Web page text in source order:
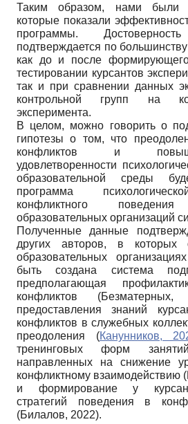
Таким образом, нами были
которые показали
программы.
подтверждается по
как до и после
тестировании курсантов
так и при сравнении данных
контрольной групп на
эксперимента.
В целом, можно говорить о
гипотезы о том, что
конфликтов и
удовлетворенности
образовательной среды
программа
конфликтного
образовательных организаций
Полученные данные
других авторов, в которых
образовательных
быть создана система
предполагающая
конфликтов
предоставления знаний
конфликтов в служебных
преодоления (Канунников,
тренинговых форм
направленных на снижение
конфликтному взаимодействию
и формирование у
стратегий поведения в
(Билалов, 2022).